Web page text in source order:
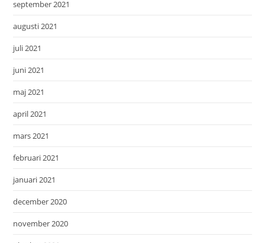
september 2021
augusti 2021
juli 2021
juni 2021
maj 2021
april 2021
mars 2021
februari 2021
januari 2021
december 2020
november 2020